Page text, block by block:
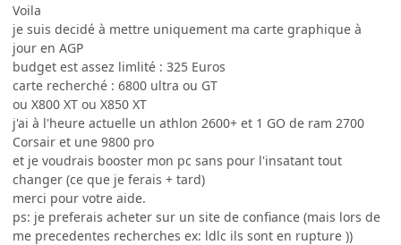
Voila
je suis decidé à mettre uniquement ma carte graphique à
jour en AGP
budget est assez limlité : 325 Euros
carte recherché : 6800 ultra ou GT
ou X800 XT ou X850 XT
j'ai à l'heure actuelle un athlon 2600+ et 1 GO de ram 2700
Corsair et une 9800 pro
et je voudrais booster mon pc sans pour l'insatant tout
changer (ce que je ferais + tard)
merci pour votre aide.
ps: je preferais acheter sur un site de confiance (mais lors de
me precedentes recherches ex: ldlc ils sont en rupture ))